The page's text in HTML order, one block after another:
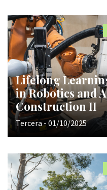
Lifelong
in Robotics and
Construction II
Tercera - 01/10/2025